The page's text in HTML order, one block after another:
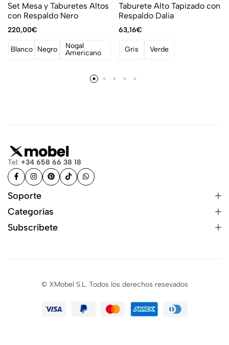
Set Mesa y Taburetes Altos
con Respaldo Nero
220,00€
Blanco Negro
Nogal
Americano
Taburete Alto Tapizado con
Respaldo Dalia
63,16€
Gris Verde
Tel: +34 658 66 38 18
Soporte
Categorías
Subscríbete
© XMobel S.L. Todos los derechos resevados